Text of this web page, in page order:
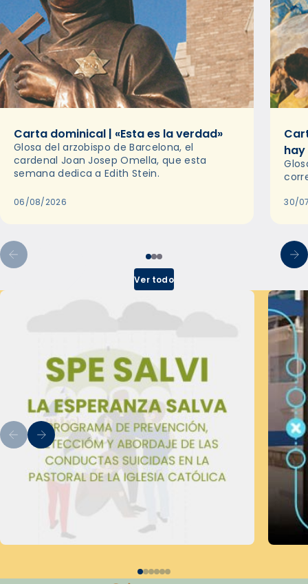
Carta dominical | «Esta es la verdad»
Glosa del arzobispo de Barcelona, el
cardenal Joan Josep Omella, que esta
semana dedica a Edith Stein.
06/08/2026 30/
Ver todo